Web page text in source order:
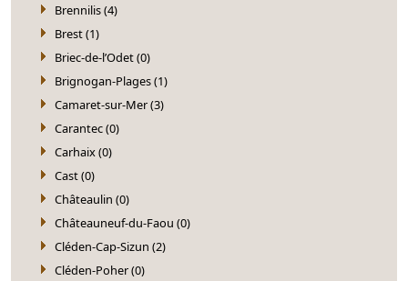
Brennilis (4)
Brest (1)
Briec-de-l’Odet (0)
Brignogan-Plages (1)
Camaret-sur-Mer (3)
Carantec (0)
Carhaix (0)
Cast (0)
Châteaulin (0)
Châteauneuf-du-Faou (0)
Cléden-Cap-Sizun (2)
Cléden-Poher (0)